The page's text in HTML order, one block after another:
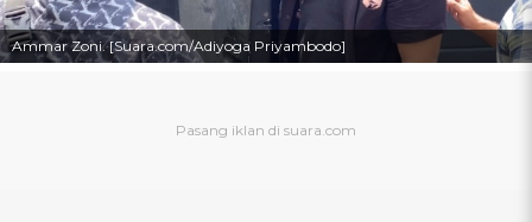
Ammar Zoni. [Suara.com/Adiyoga Priyambodo]